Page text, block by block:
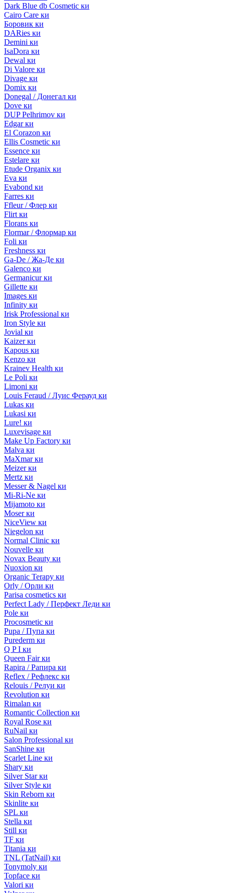
Dark Blue db Cosmetic ки
Cairo Care ки
Боровик ки
DARies ки
Demini ки
IsaDora ки
Dewal ки
Di Valore ки
Divage ки
Domix ки
Donegal / Донегал ки
Dove ки
DUP Pelhrimov ки
Edgar ки
El Corazon ки
Ellis Cosmetic ки
Essence ки
Estelare ки
Etude Organix ки
Eva ки
Evabond ки
Farres ки
Ffleur / Флер ки
Flirt ки
Florans ки
Flormar / Флормар ки
Foli ки
Freshness ки
Ga-De / Жа-Де ки
Galenco ки
Germanicur ки
Gillette ки
Images ки
Infinity ки
Irisk Professional ки
Iron Style ки
Jovial ки
Kaizer ки
Kapous ки
Kenzo ки
Krainev Health ки
Le Poli ки
Limoni ки
Louis Feraud / Луис Ферауд ки
Lukas ки
Lukasi ки
Lure! ки
Luxevisage ки
Make Up Factory ки
Malva ки
MaXmar ки
Meizer ки
Mertz ки
Messer & Nagel ки
Mi-Ri-Ne ки
Mijamoto ки
Moser ки
NiceView ки
Niegelon ки
Normal Clinic ки
Nouvelle ки
Novax Beauty ки
Nuoxion ки
Organic Terapy ки
Orly / Орли ки
Parisa cosmetics ки
Perfect Lady / Перфект Леди ки
Pole ки
Procosmetic ки
Pupa / Пупа ки
Purederm ки
Q P I ки
Queen Fair ки
Rapira / Рапира ки
Reflex / Рефлекс ки
Relouis / Релуи ки
Revolution ки
Rimalan ки
Romantic Collection ки
Royal Rose ки
RuNail ки
Salon Professional ки
SanShine ки
Scarlet Line ки
Shary ки
Silver Star ки
Silver Style ки
Skin Reborn ки
Skinlite ки
SPL ки
Stella ки
Still ки
TF ки
Titania ки
TNL (TatNail) ки
Tonymoly ки
Topface ки
Valori ки